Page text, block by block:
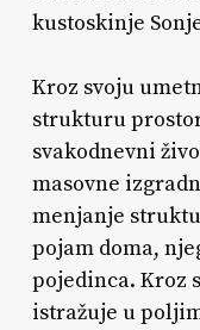
kustoskinje
Kroz svoju
strukturu
svakodnevni
masovne
menjanje
pojam doma,
pojedinca. Kroz
istražuje u